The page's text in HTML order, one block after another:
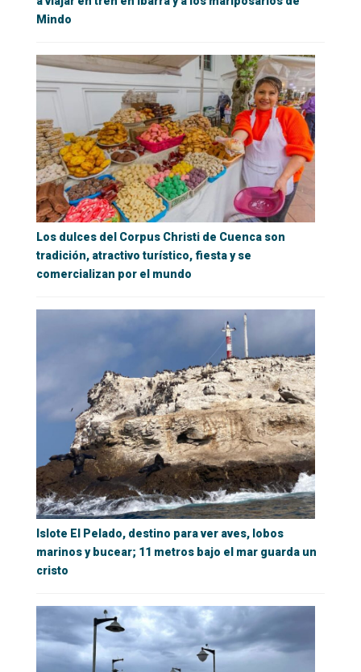
Mindo
Los dulces del Corpus Christi de Cuenca son
tradición, atractivo turístico, fiesta y se
comercializan por el mundo
Islote El Pelado, destino para ver aves, lobos
marinos y bucear; 11 metros bajo el mar guarda un
cristo